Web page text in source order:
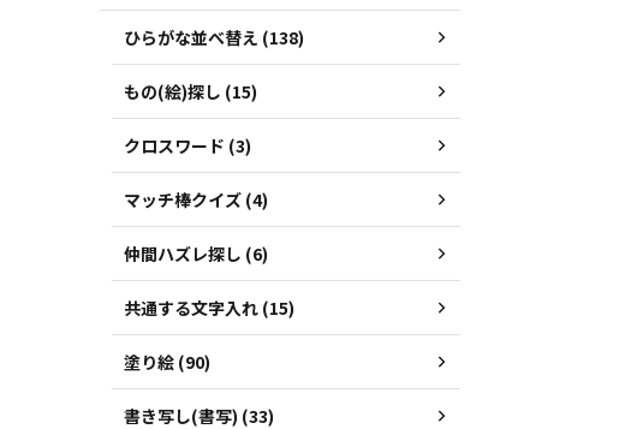
ひらがな並べ替え (138)
もの(絵)探し (15)
クロスワード (3)
マッチ棒クイズ (4)
仲間ハズレ探し (6)
共通する文字入れ (15)
塗り絵 (90)
書き写し(書写) (33)